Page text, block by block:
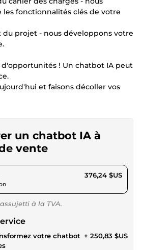
les fonctionnalités clés de votre
du projet - nous développons votre
d'opportunités ! Un chatbot IA peut
et faisons décoller vos
un chatbot IA à
vente
346,77 $US 376,24 $US
à la TVA.
votre chatbot + 250,83 $US